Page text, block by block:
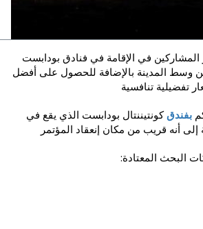
المشاركين في الإقامة في فنادق بودابست
وسط المدينة بالإضافة للحصول على أفضل
تفضيلية تنافسية
بفندق
البحث المعتادة: